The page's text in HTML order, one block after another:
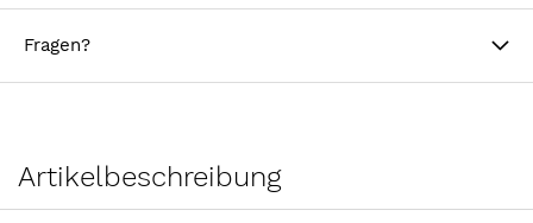
Fragen?
Artikelbeschreibung